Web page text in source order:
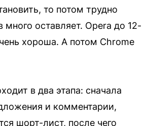
то потом трудно
много оставляет. Opera до 12-
хороша. А потом Chrome
в два этапа: сначала
и комментарии,
шорт-лист, после чего